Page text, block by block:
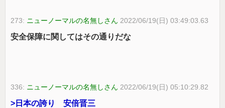
273: ニューノーマルの名無しさん 2022/06/19(日) 03:49:03.63
安全保障に関してはその通りだな
336: ニューノーマルの名無しさん 2022/06/19(日) 05:10:29.82
>日本の誇り 安倍晋三